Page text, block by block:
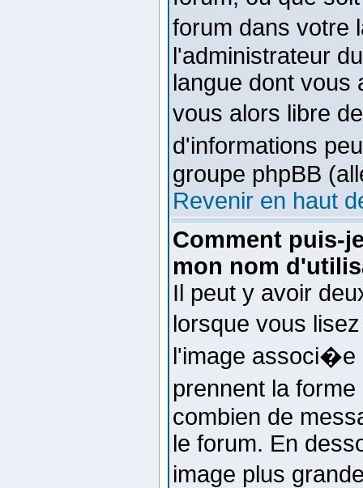
forum dans votre
l'administrateur
langue dont vous
vous alors libre
d'informations
groupe phpBB
Revenir en haut
Comment puis-
mon nom
Il peut y avoir
lorsque vous
l'image
prennent la
combien de
le forum. En
image plus